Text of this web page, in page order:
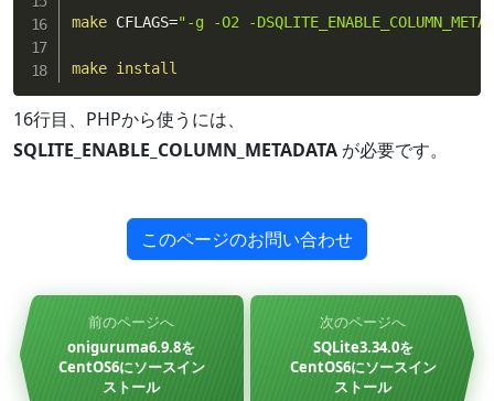
make CFLAGS="-g -O2 -
make install
16行目、PHPから使うには、
SQLITE_ENABLE_COLUMN_METADATA が必要です。
このページのお問い合わせ
前のページへ
oniguruma6.9.8を
CentOS6にソースイン
ストール
次のページへ
SQLite3.34.0を
CentOS6にソースイン
ストール